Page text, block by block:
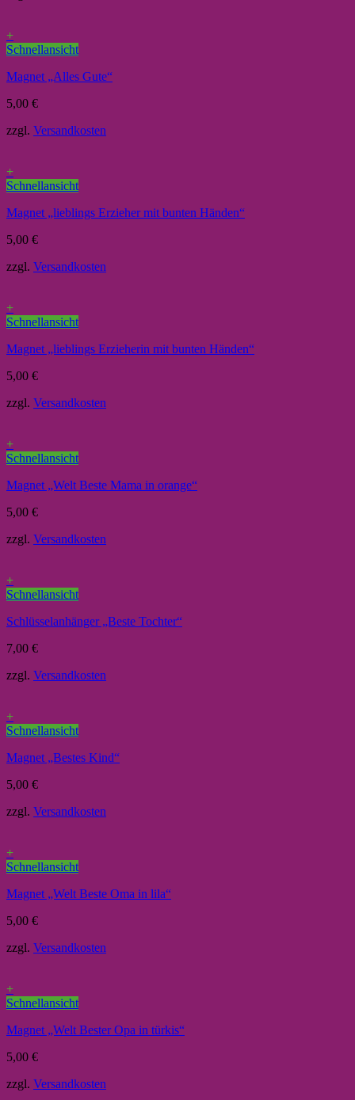
+
Schnellansicht
Magnet „Alles Gute“
5,00 €
zzgl. Versandkosten
+
Schnellansicht
Magnet „lieblings Erzieher mit bunten Händen“
5,00 €
zzgl. Versandkosten
+
Schnellansicht
Magnet „lieblings Erzieherin mit bunten Händen“
5,00 €
zzgl. Versandkosten
+
Schnellansicht
Magnet „Welt Beste Mama in orange“
5,00 €
zzgl. Versandkosten
+
Schnellansicht
Schlüsselanhänger „Beste Tochter“
7,00 €
zzgl. Versandkosten
+
Schnellansicht
Magnet „Bestes Kind“
5,00 €
zzgl. Versandkosten
+
Schnellansicht
Magnet „Welt Beste Oma in lila“
5,00 €
zzgl. Versandkosten
+
Schnellansicht
Magnet „Welt Bester Opa in türkis“
5,00 €
zzgl. Versandkosten